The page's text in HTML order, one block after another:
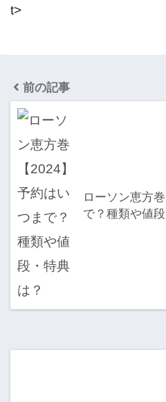
t>
前の記事
ローソン恵方
で？種類や値